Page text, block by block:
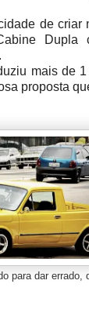
de criar
Dupla
mais de
proposta
para dar errado,